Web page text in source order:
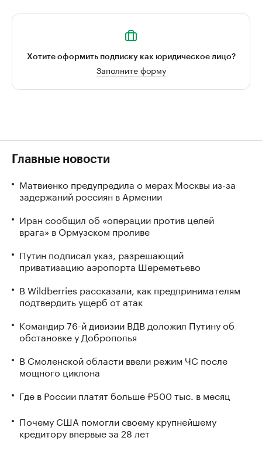
Хотите оформить подписку как юридическое лицо?
Заполните форму
Главные новости
Матвиенко предупредила о мерах Москвы из-за
задержаний россиян в Армении
Иран сообщил об «операции против целей
врага» в Ормузском проливе
Путин подписал указ, разрешающий
приватизацию аэропорта Шереметьево
В Wildberries рассказали, как предпринимателям
подтвердить ущерб от атак
Командир 76-й дивизии ВДВ доложил Путину об
обстановке у Доброполья
В Смоленской области ввели режим ЧС после
мощного циклона
Где в России платят больше ₽500 тыс. в месяц
Почему США помогли своему крупнейшему
кредитору впервые за 28 лет